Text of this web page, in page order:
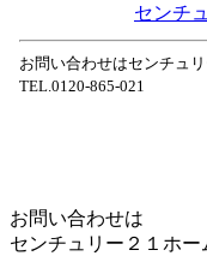
センチ
お問い合わせはセンチュ
TEL.0120-865-021
お問い合わせは
センチュリー２１ホ